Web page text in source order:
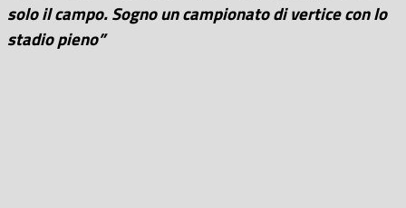
solo il campo. Sogno un campionato di vertice con lo
stadio pieno”